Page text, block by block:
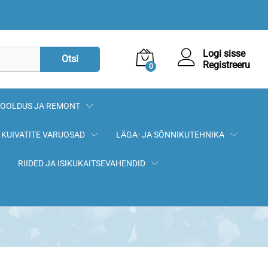
Otsi
0
Logi sisse
Registreeru
JA REMONT
KUIVATITE VARUOSAD LÄGA- JA SÕNNIKUTEHNIKA
RIIDED JA ISIKUKAITSEVAHENDID